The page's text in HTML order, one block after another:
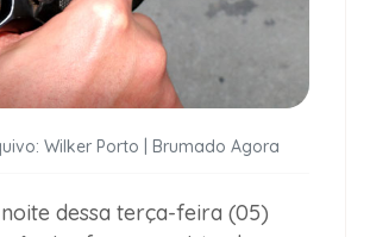
Wilker Porto | Brumado Agora
dessa terça-feira (05)